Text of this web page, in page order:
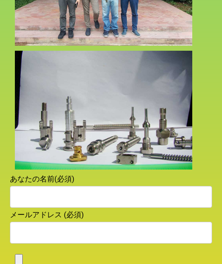
あなたの名前(必須)
メールアドレス (必須)